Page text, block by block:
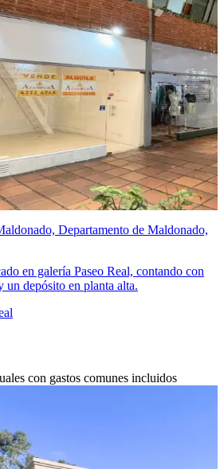
Departamento de Maldonado,
en galería Paseo Real, contando con
un depósito en planta alta.
con gastos comunes incluidos